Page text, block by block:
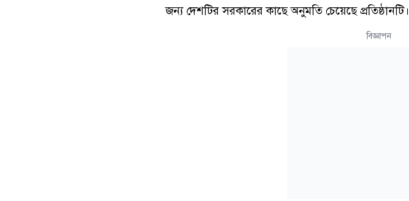
জন্য দেশটির সরকারের কাছে অনুমতি চেয়েছে প্রতিষ্ঠানটি।
বিজ্ঞাপন